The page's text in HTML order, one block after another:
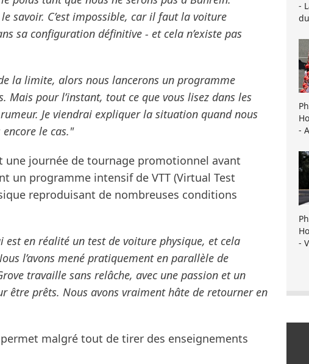
savoir. C’est impossible, car il faut la voiture
sa configuration définitive - et cela n’existe pas
la limite, alors nous lancerons un programme
Mais pour l’instant, tout ce que vous lisez dans les
Je viendrai expliquer la situation quand nous
encore le cas."
journée de tournage promotionnel avant
un programme intensif de VTT (Virtual Test
reproduisant de nombreuses conditions
est en réalité un test de voiture physique, et cela
l’avons mené pratiquement en parallèle de
travaille sans relâche, avec une passion et un
être prêts. Nous avons vraiment hâte de retourner en
malgré tout de tirer des enseignements
-
-
-